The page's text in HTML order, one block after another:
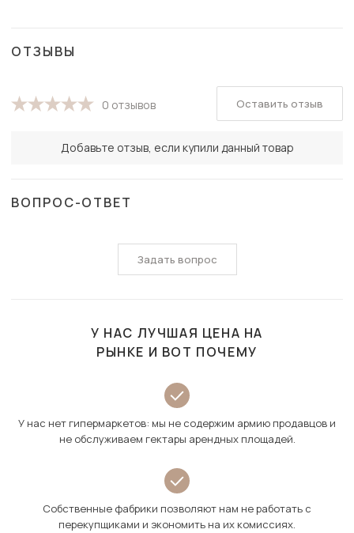
ОТЗЫВЫ
0 отзывов
Добавьте отзыв, если купили данный товар
Оставить отзыв
ВОПРОС-ОТВЕТ
Задать вопрос
У НАС ЛУЧШАЯ ЦЕНА НА
РЫНКЕ И ВОТ ПОЧЕМУ
У нас нет гипермаркетов: мы не содержим армию продавцов и
не обслуживаем гектары арендных площадей.
Собственные фабрики позволяют нам не работать с
перекупщиками и экономить на их комиссиях.